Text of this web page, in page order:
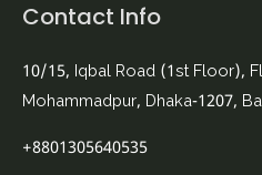
Contact Info
10/15, Iqbal Road (1st Floor),
Mohammadpur, Dhaka-1207,
+8801305640535